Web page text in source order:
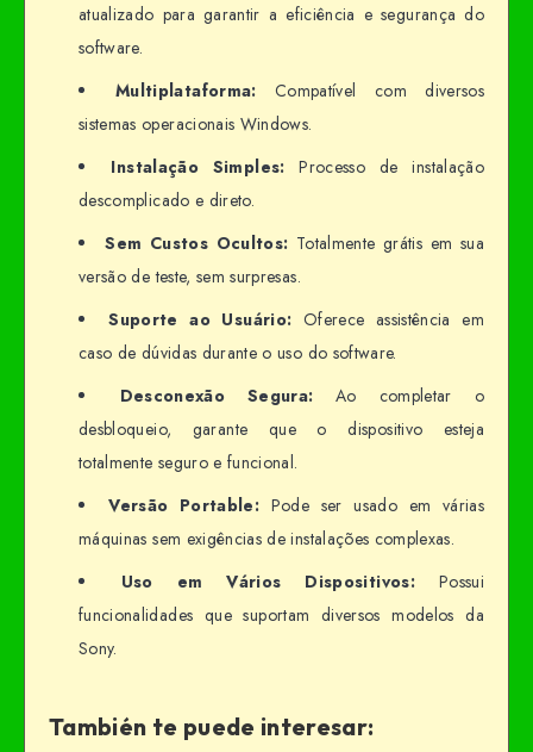
atualizado para garantir a eficiência e segurança do
software.
Multiplataforma: Compatível com diversos
sistemas operacionais Windows.
Instalação Simples: Processo de instalação
descomplicado e direto.
Sem Custos Ocultos: Totalmente grátis em sua
versão de teste, sem surpresas.
Suporte ao Usuário: Oferece assistência em
caso de dúvidas durante o uso do software.
Desconexão Segura: Ao completar o
desbloqueio, garante que o dispositivo esteja
totalmente seguro e funcional.
Versão Portable: Pode ser usado em várias
máquinas sem exigências de instalações complexas.
Uso em Vários Dispositivos:Possui
funcionalidades que suportam diversos modelos da
Sony.
También te puede interesar: